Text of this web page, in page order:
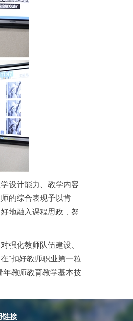
设计能力、教学内容
的综合表现予以肯
地融入课程思政，努
强化教师队伍建设、
“扣好教师职业第一粒
年教师教育教学基本技
链接